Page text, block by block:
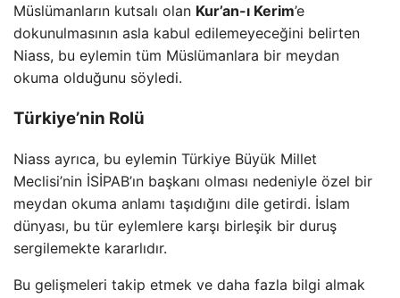
Müslümanların kutsalı olan Kur’an-ı Kerim’e
dokunulmasının asla kabul edilemeyeceğini belirten
Niass, bu eylemin tüm Müslümanlara bir meydan
okuma olduğunu söyledi.
Türkiye’nin Rolü
Niass ayrıca, bu eylemin Türkiye Büyük Millet
Meclisi’nin İSİPAB’ın başkanı olması nedeniyle özel bir
meydan okuma anlamı taşıdığını dile getirdi. İslam
dünyası, bu tür eylemlere karşı birleşik bir duruş
sergilemekte kararlıdır.
Bu gelişmeleri takip etmek ve daha fazla bilgi almak